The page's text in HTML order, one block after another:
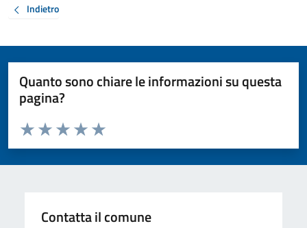
Indietro
Quanto sono chiare le informazioni su questa
pagina?
Valuta da 1 a 5 stelle la pagina
Valuta 5 stelle su 5
Valuta 4 stelle su 5
Valuta 3 stelle su 5
Valuta 2 stelle su 5
Valuta 1 stelle su 5
Contatta il comune